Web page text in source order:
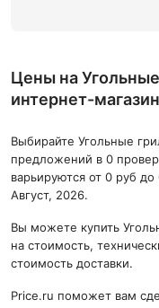
Цены на
интернет-
Выбирайте Угольные
предложений в 0
варьируются от 0 руб
Август, 2026.
Вы можете купить
на стоимость,
стоимость доставки.
Price.ru поможет вам